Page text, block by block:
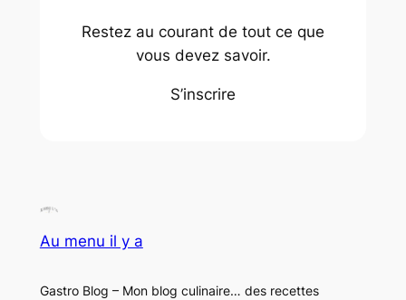
Restez au courant de tout ce que
vous devez savoir.
S’inscrire
Au menu il y a
Gastro Blog – Mon blog culinaire… des recettes